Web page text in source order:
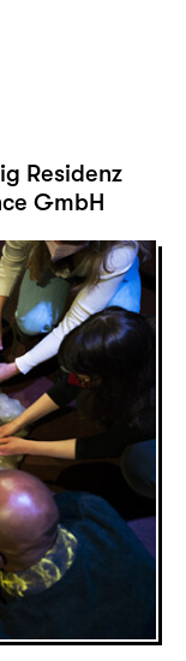
Residenz
GmbH